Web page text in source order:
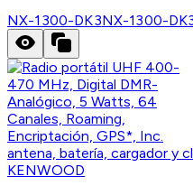
NX-1300-DK3NX-1300-
KENWOOD